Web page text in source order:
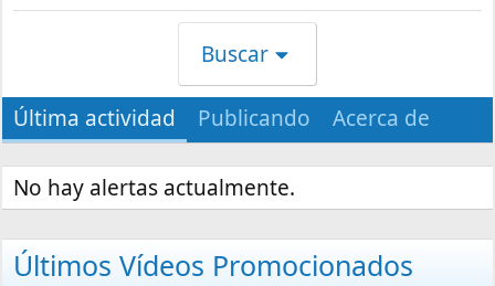
Buscar
Última actividad Publicando Acerca de
No hay alertas actualmente.
Últimos Vídeos Promocionados